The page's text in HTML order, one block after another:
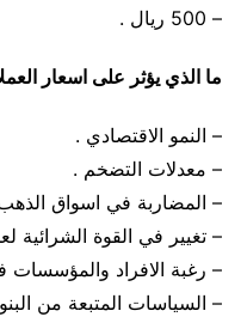
– 500 ريال .
ما الذي يؤثر على اسعار
– النمو الاقتصادي .
– معدلات التضخم .
– المضاربة في اسواق
– تغيير في القوة الشرائية
– رغبة الافراد والمؤسسات
– السياسات المتبعة من